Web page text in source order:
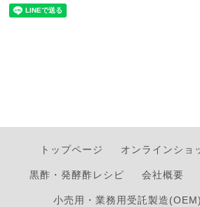
トップページ オンラインショ
黒酢・発酵酢レシピ 会社概要
小売用・業務用受託製造(OEM)